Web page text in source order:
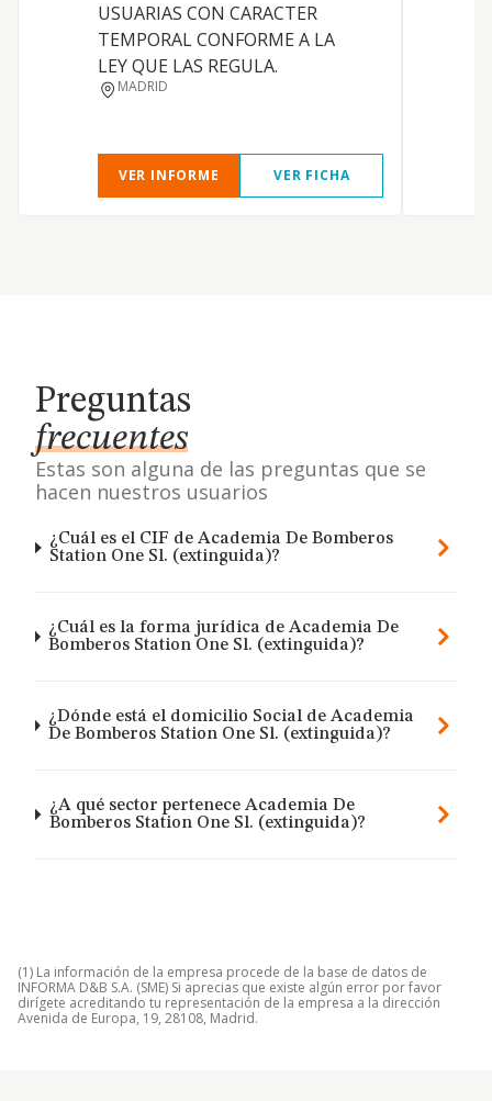
USUARIAS CON CARACTER
TEMPORAL CONFORME A LA
LEY QUE LAS REGULA.
MADRID
VER INFORME VER FICHA
Preguntas
frecuentes
Estas son alguna de las preguntas que se
hacen nuestros usuarios
¿Cuál es el CIF de Academia De Bomberos
Station One Sl. (extinguida)?
¿Cuál es la forma jurídica de Academia De
Bomberos Station One Sl. (extinguida)?
¿Dónde está el domicilio Social de Academia
De Bomberos Station One Sl. (extinguida)?
¿A qué sector pertenece Academia De
Bomberos Station One Sl. (extinguida)?
(1) La información de la empresa procede de la base de datos de
INFORMA D&B S.A. (SME) Si aprecias que existe algún error por favor
dirígete acreditando tu representación de la empresa a la dirección
Avenida de Europa, 19, 28108, Madrid.